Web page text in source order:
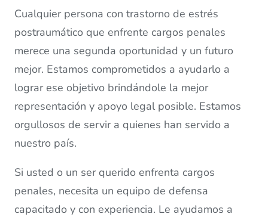
Cualquier persona con trastorno de estrés
postraumático que enfrente cargos penales
merece una segunda oportunidad y un futuro
mejor. Estamos comprometidos a ayudarlo a
lograr ese objetivo brindándole la mejor
representación y apoyo legal posible. Estamos
orgullosos de servir a quienes han servido a
nuestro país.
Si usted o un ser querido enfrenta cargos
penales, necesita un equipo de defensa
capacitado y con experiencia. Le ayudamos a